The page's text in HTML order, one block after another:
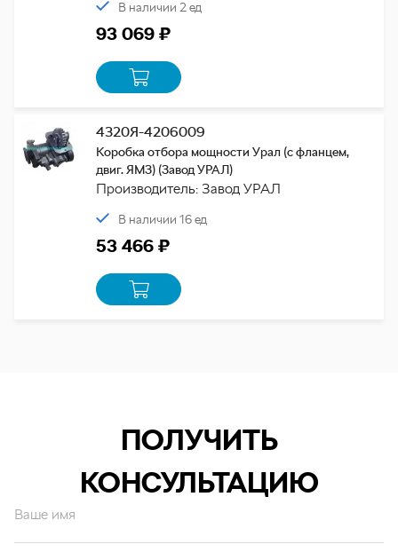
В наличии 2 ед
93 069 ₽
4320Я-4206009
Коробка отбора мощности Урал (с фланцем,
двиг. ЯМЗ) (Завод УРАЛ)
Производитель: Завод УРАЛ
В наличии 16 ед
53 466 ₽
ПОЛУЧИТЬ
КОНСУЛЬТАЦИЮ
Ваше имя